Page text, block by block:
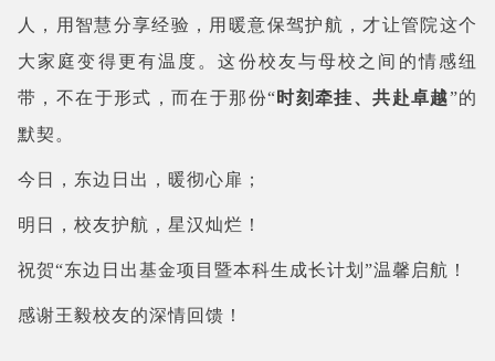
人，用智慧分享经验，用暖意保驾护航，才让管院这个
大家庭变得更有温度。这份校友与母校之间的情感纽
带，不在于形式，而在于那份“时刻牵挂、共赴卓越”的
默契。
今日，东边日出，暖彻心扉；
明日，校友护航，星汉灿烂！
祝贺“东边日出基金项目暨本科生成长计划”温馨启航！
感谢王毅校友的深情回馈！